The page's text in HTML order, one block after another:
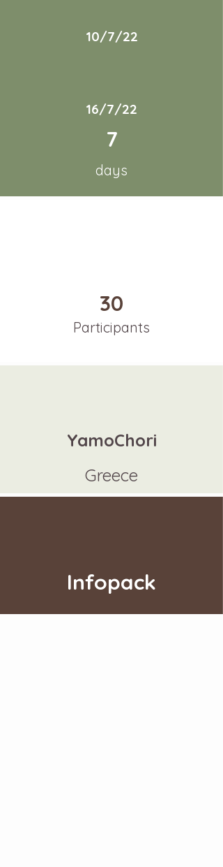
10/7/22
16/7/22
7
days
30
Participants
YamoChori
Greece
Infopack